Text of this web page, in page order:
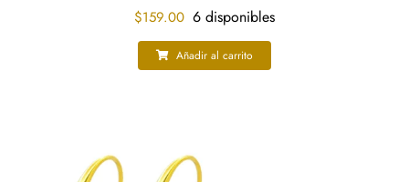
$159.00 6 disponibles
Añadir al carrito